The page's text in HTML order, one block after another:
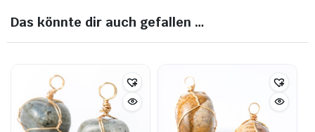
Das könnte dir auch gefallen …